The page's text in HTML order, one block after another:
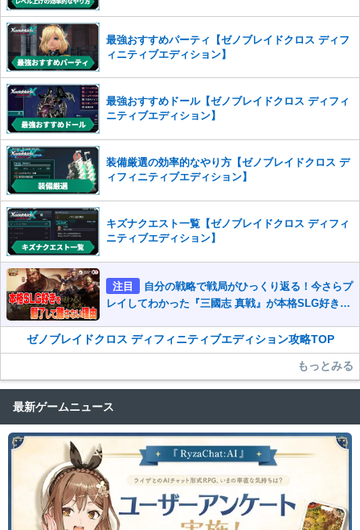
また、過度な利用規約の違反や、弊社に損害の及ぶ内容の書き込みがあ
った場合は、法的措置をとらせていただく場合もございますので、あら
かじめご理解くださいませ。最強おすすめパーティ【ゼノブレイドクロス ディフ
ィニティブエディション】
最強おすすめドール【ゼノブレイドクロス ディフィ
ニティブエディション】
装備厳選の効率的なやり方【ゼノブレイドクロス デ
ィフィニティブエディション】
キズナクエスト一覧【ゼノブレイドクロス ディフィ
ニティブエディション】
注目
自分の戦略で戦局がひっくり返る！今さらプ
レイしてわかった『三國志 真戦』が本格SLG好きを
ゼノブレイドクロス ディフィニティブエディション攻略TOP
もっとみる
最新ゲームニュース